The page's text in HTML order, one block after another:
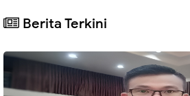
Berita Terkini